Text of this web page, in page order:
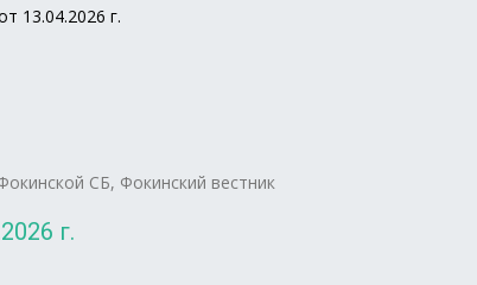
13.04.2026 г.
СБ, Фокинский вестник
г.